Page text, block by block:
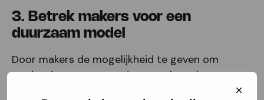
Sluit
3. Betrek makers voor een
duurzaam model
Door makers de mogelijkheid te geven om
mede-eigenaar te worden, waarborg je
langdurige betrokkenheid en duurzaamheid van